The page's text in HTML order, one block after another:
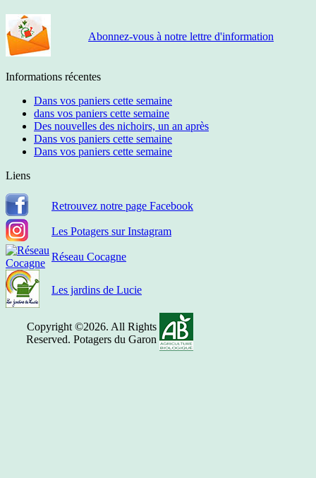
Abonnez-vous à notre lettre d'information
Informations récentes
Dans vos paniers cette semaine
dans vos paniers cette semaine
Des nouvelles des nichoirs, un an après
Dans vos paniers cette semaine
Dans vos paniers cette semaine
Liens
Retrouvez notre page Facebook
Les Potagers sur Instagram
Réseau Cocagne
Les jardins de Lucie
Copyright ©2026. All Rights
Reserved. Potagers du Garon